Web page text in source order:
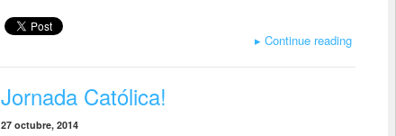
▸ Continue reading
Jornada Católica!
27 octubre, 2014